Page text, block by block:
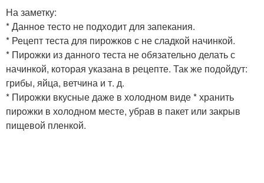
На заметку:
* Данное тесто не подходит для запекания.
* Рецепт теста для пирожков с не сладкой начинкой.
* Пирожки из данного теста не обязательно делать с
начинкой, которая указана в рецепте. Так же подойдут:
грибы, яйца, ветчина и т. д.
* Пирожки вкусные даже в холодном виде * хранить
пирожки в холодном месте, убрав в пакет или закрыв
пищевой пленкой.